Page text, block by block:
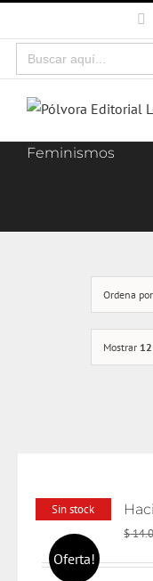
al
contenido
Buscar:
Feminismos
Ordena por
Mostrar
Sin stock
Oferta!
$